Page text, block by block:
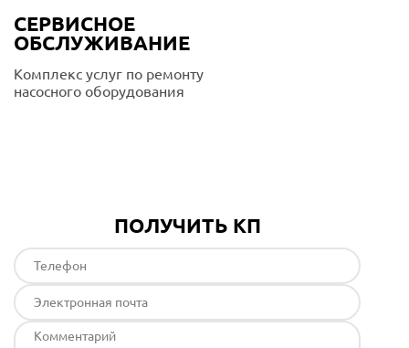
СЕРВИСНОЕ
ОБСЛУЖИВАНИЕ
Комплекс услуг по ремонту
насосного оборудования
ПОЛУЧИТЬ КП